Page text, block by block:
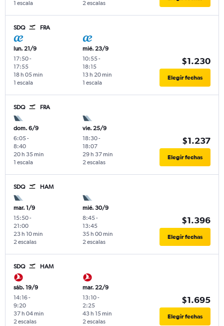
1 escala 2 escalas
SDQ FRA
lun. 21/9
17:50-
17:55
1 escala
18 h 05 min
mié. 23/9
10:55-
18:15
1 escala
13 h 20 min
$1.230
Elegir fechas
SDQ FRA
dom. 6/9
6:05-
8:40
1 escala
20 h 35 min
vie. 25/9
18:30-
18:07
2 escalas
29 h 37 min
$1.237
Elegir fechas
SDQ HAM
mar. 1/9
15:50-
21:00
2 escalas
23 h 10 min
mié. 30/9
8:45-
13:45
2 escalas
35 h 00 min
$1.396
Elegir fechas
SDQ HAM
sáb. 19/9
14:16-
9:20
2 escalas
37 h 04 min
mar. 22/9
13:10-
2:25
2 escalas
43 h 15 min
$1.695
Elegir fechas